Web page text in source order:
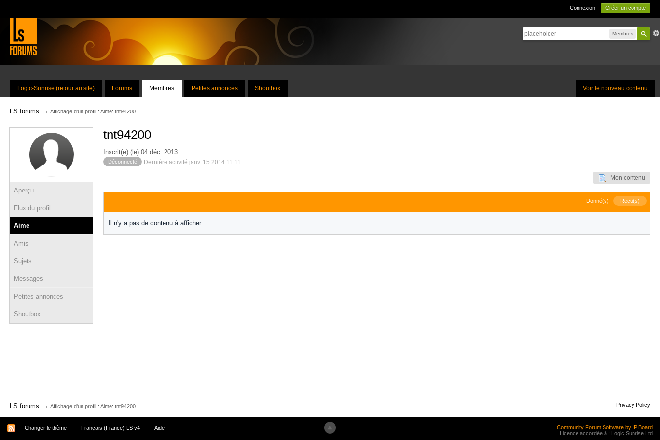
Connexion Créer un compte
Membres
Voir le nouveau contenu
Logic-Sunrise (retour au site) Forums Membres Petites annonces Shoutbox
LS forums → Affichage d'un profil : Aime: tnt94200
Aperçu
Flux du profil
Aime
Amis
Sujets
Messages
Petites annonces
Shoutbox
tnt94200
Inscrit(e) (le) 04 déc. 2013
Déconnecté Dernière activité janv. 15 2014 11:11
Mon contenu
Donné(s) Reçu(s)
Il n'y a pas de contenu à afficher.
LS forums → Affichage d'un profil : Aime: tnt94200 Privacy Policy
Changer le thème Français (France) LS v4 Aide
Community Forum Software by IP.Board
Licence accordée à : Logic Sunrise Ltd